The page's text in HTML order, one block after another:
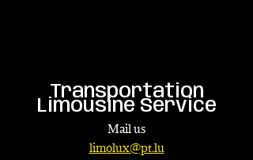
Transportation
Limousine Service
Mail us
limolux@pt.lu